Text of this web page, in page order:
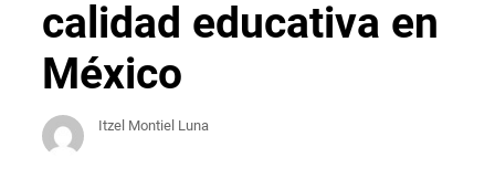
calidad educativa en
México
Itzel Montiel Luna